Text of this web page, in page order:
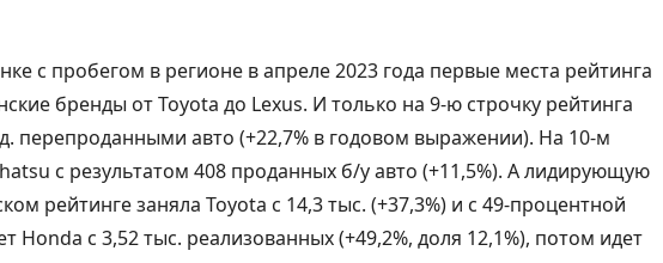
с пробегом в регионе в апреле 2023 года первые места рейтинга
бренды от Toyota до Lexus. И только на 9-ю строчку рейтинга
перепроданными авто (+22,7% в годовом выражении). На 10-м
с результатом 408 проданных б/у авто (+11,5%). А лидирующую
рейтинге заняла Toyota с 14,3 тыс. (+37,3%) и с 49-процентной
Honda с 3,52 тыс. реализованных (+49,2%, доля 12,1%), потом идет